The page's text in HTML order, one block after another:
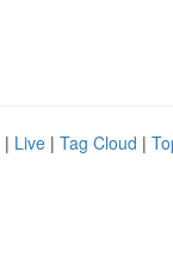
| Live | Tag Cloud |